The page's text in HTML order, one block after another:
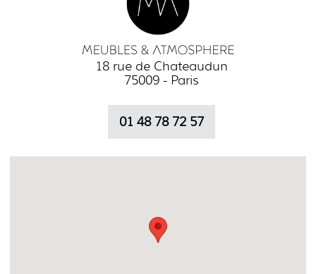
18 rue de Chateaudun
75009 - Paris
01 48 78 72 57